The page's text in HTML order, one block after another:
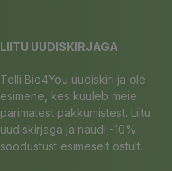
LIITU UUDISKIRJAGA
Telli Bio4You uudiskiri ja ole
esimene, kes kuuleb meie
parimatest pakkumistest. Liitu
uudiskirjaga ja naudi -10%
soodustust esimeselt ostult.